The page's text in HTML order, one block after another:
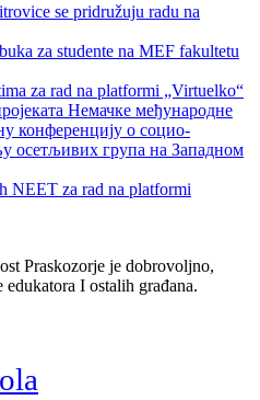
se pridružuju radu na
za studente na MEF fakultetu
za rad na platformi „Virtuelko“
Немачке међународне
конференцију о социо-
осетљивих група на Западном
NEET za rad na platformi
Praskozorje je dobrovoljno,
I ostalih građana.